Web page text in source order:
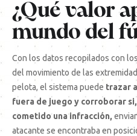
¿Qué valor
mundo del
Con los datos recopilados con
del movimiento de las
pelota, el sistema puede trazar
fuera de juego y corroborar
cometido una infracción,
atacante se encontraba en